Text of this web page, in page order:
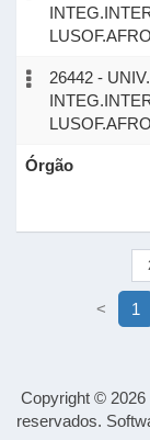
26442 -
Órgão
< 1
Copyright © 2026
reservados.